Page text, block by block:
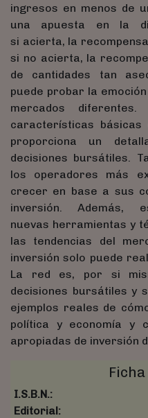
ingresos en menos de
una apuesta en la
si acierta, la
si no acierta, la
de cantidades tan
puede probar la
mercados
características
proporciona un
decisiones bursátiles.
los operadores más
crecer en base a sus
inversión.
nuevas herramientas y
las tendencias del
inversión solo puede
La red es, por si
decisiones bursátiles y
ejemplos reales de
política y economía y
apropiadas de inversión
I.S.B.N.:
Editorial: